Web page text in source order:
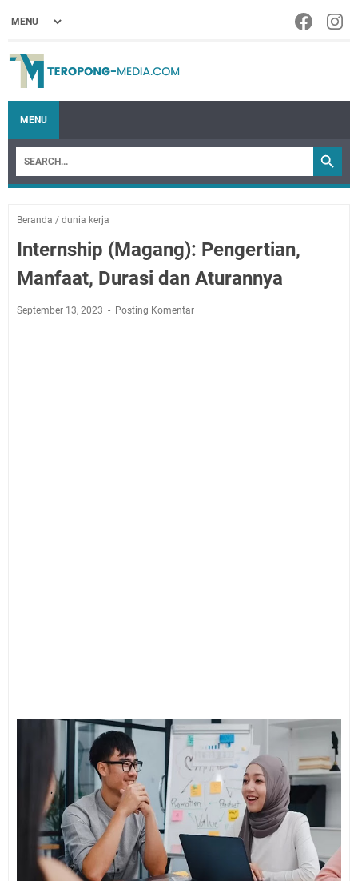
MENU
Beranda / dunia kerja
Internship (Magang): Pengertian,
Manfaat, Durasi dan Aturannya
September 13, 2023 Posting Komentar